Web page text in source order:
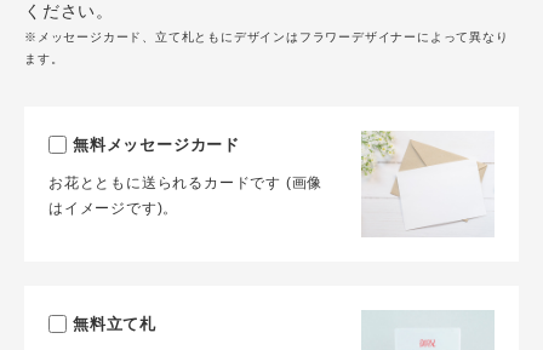
ください。
※メッセージカード、立て札ともにデザインはフラワーデザイナーによって異なり
ます。
無料メッセージカード
お花とともに送られるカードです (画像
はイメージです)。
無料立て札